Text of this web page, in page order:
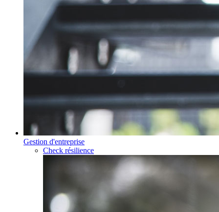
Gestion d'entreprise
Check résilience